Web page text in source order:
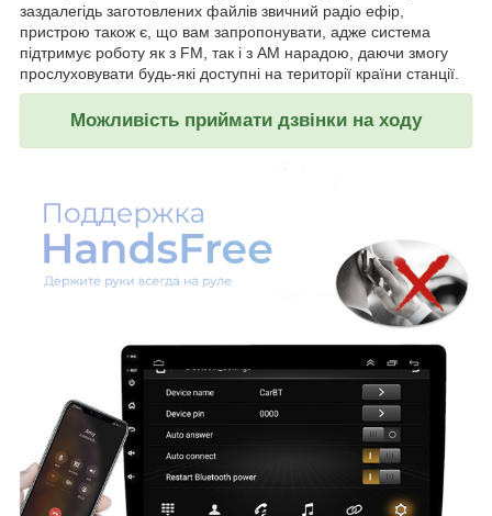
заздалегідь заготовлених файлів звичний радіо ефір,
пристрою також є, що вам запропонувати, адже система
підтримує роботу як з FM, так і з AM нарадою, даючи змогу
прослуховувати будь-які доступні на території країни станції.
Можливість приймати дзвінки на ходу